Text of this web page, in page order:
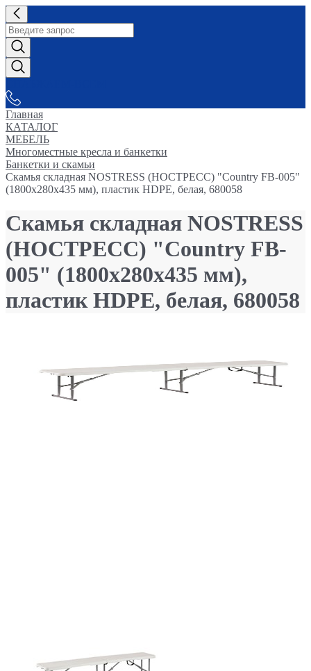
Главная
КАТАЛОГ
МЕБЕЛЬ
Многоместные кресла и банкетки
Банкетки и скамьи
Скамья складная NOSTRESS (НОСТРЕСС) "Country FB-005"
(1800х280х435 мм), пластик HDPE, белая, 680058
Скамья складная NOSTRESS
(НОСТРЕСС) "Country FB-
005" (1800х280х435 мм),
пластик HDPE, белая, 680058